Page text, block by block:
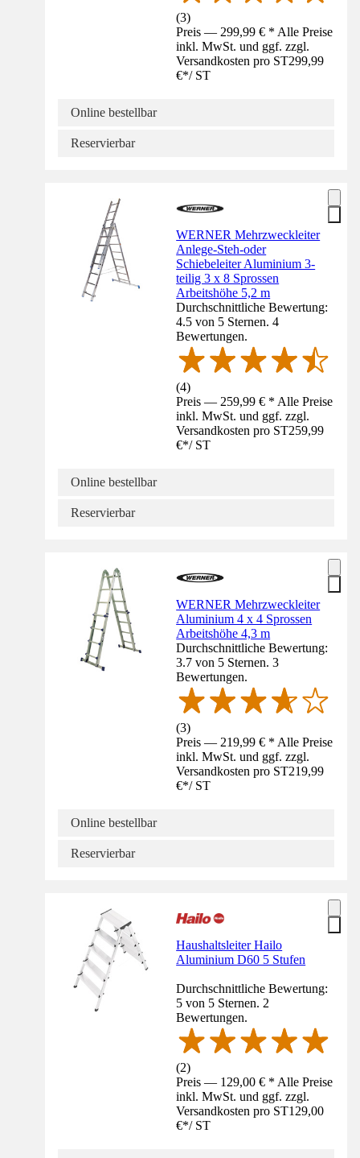
(3)
Preis — 299,99 € * Alle Preise
inkl. MwSt. und ggf. zzgl.
Versandkosten pro ST299,99
€*/ ST
Online bestellbar
Reservierbar
WERNER Mehrzweckleiter
Anlege-Steh-oder
Schiebeleiter Aluminium 3-
teilig 3 x 8 Sprossen
Arbeitshöhe 5,2 m
Durchschnittliche Bewertung:
4.5 von 5 Sternen. 4
Bewertungen.
(4)
Preis — 259,99 € * Alle Preise
inkl. MwSt. und ggf. zzgl.
Versandkosten pro ST259,99
€*/ ST
Online bestellbar
Reservierbar
WERNER Mehrzweckleiter
Aluminium 4 x 4 Sprossen
Arbeitshöhe 4,3 m
Durchschnittliche Bewertung:
3.7 von 5 Sternen. 3
Bewertungen.
(3)
Preis — 219,99 € * Alle Preise
inkl. MwSt. und ggf. zzgl.
Versandkosten pro ST219,99
€*/ ST
Online bestellbar
Reservierbar
Haushaltsleiter Hailo
Aluminium D60 5 Stufen
Durchschnittliche Bewertung:
5 von 5 Sternen. 2
Bewertungen.
(2)
Preis — 129,00 € * Alle Preise
inkl. MwSt. und ggf. zzgl.
Versandkosten pro ST129,00
€*/ ST